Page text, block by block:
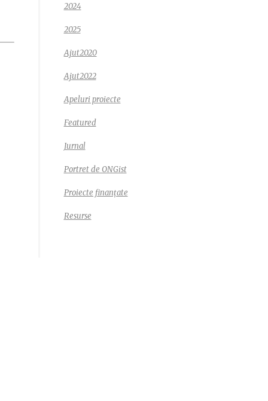
2024
2025
Ajut2020
Ajut2022
Apeluri proiecte
Featured
Jurnal
Portret de ONGist
Proiecte finanțate
Resurse